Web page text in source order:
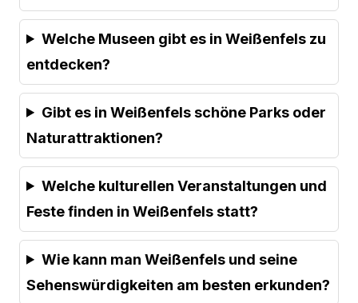
Welche Museen gibt es in Weißenfels zu
entdecken?
Gibt es in Weißenfels schöne Parks oder
Naturattraktionen?
Welche kulturellen Veranstaltungen und
Feste finden in Weißenfels statt?
Wie kann man Weißenfels und seine
Sehenswürdigkeiten am besten erkunden?